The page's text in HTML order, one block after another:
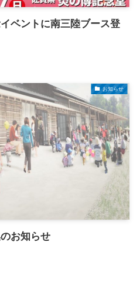
ベントに南三陸ブース登
お知らせ
お知らせ